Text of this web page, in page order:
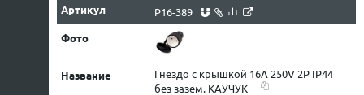
Р16-389
Гнездо с крышкой 16А 250V 2P IP44
без зазем. КАУЧУК